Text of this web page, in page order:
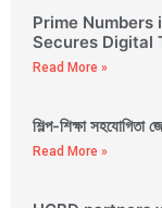
Prime
Secures Digital
Read More »
শিল্প-শিক্ষা সহযোগিতা
Read More »